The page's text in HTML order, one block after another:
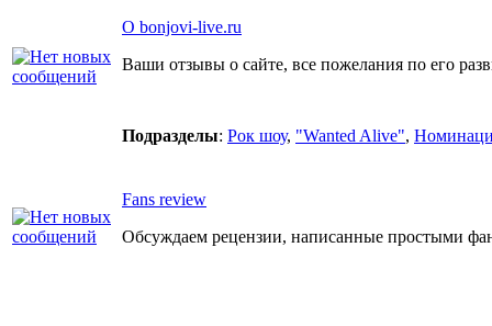
О bonjovi-live.ru
Ваши отзывы о сайте, все пожелания по его
Подразделы: Рок шоу, "Wanted Alive",
Fans review
Обсуждаем рецензии, написанные простыми